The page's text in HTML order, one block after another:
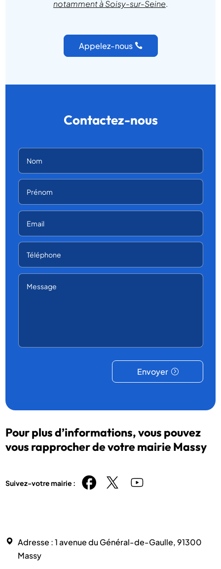
notamment à Soisy-sur-Seine.
Appelez-nous
Contactez-nous
Envoyer
Pour plus d’informations, vous pouvez
vous rapprocher de votre mairie Massy
Suivez-votre mairie :
Adresse : 1 avenue du Général-de-Gaulle, 91300
Massy